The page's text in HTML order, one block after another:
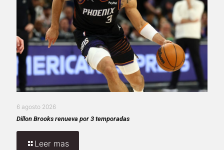
6 agosto 2026
Dillon Brooks renueva por 3 temporadas
Leer mas